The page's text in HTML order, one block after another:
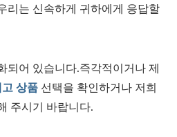
리는 신속하게 귀하에게 응답할
되어 있습니다.즉각적이거나 제
고 상품 선택을 확인하거나 저희
주시기 바랍니다.